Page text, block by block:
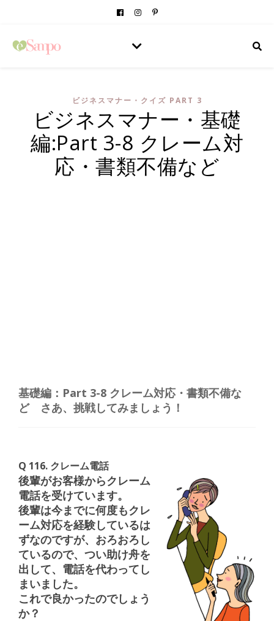
ビジネスマナー・クイズ PART 3
ビジネスマナー・基礎
編:Part 3-8 クレーム対
応・書類不備など
基礎編：Part 3-8 クレーム対応・書類不備な
ど さあ、挑戦してみましょう！
Q 116. クレーム電話
後輩がお客様からクレーム
電話を受けています。
後輩は今までに何度もクレ
ーム対応を経験しているは
ずなのですが、おろおろし
ているので、つい助け舟を
出して、電話を代わってし
まいました。
これで良かったのでしょう
か？